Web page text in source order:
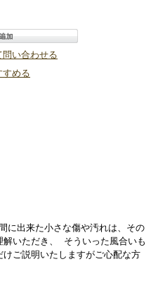
い合わせる
すめる
に出来た小さな傷や汚れは、その
いただき、 そういった風合いも
ご説明いたしますがご心配な方